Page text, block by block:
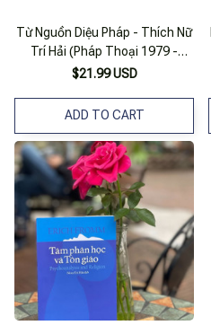
Từ Nguồn Diệu Pháp - Thích Nữ
Trí Hải (Pháp Thoại 1979 -
2000)
$21.99 USD
ADD TO CART